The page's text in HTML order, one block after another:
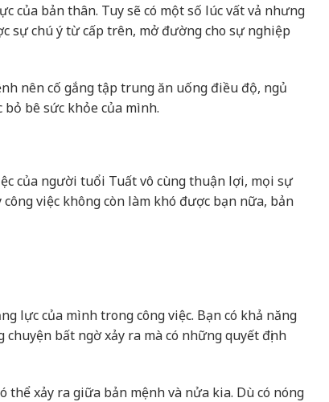
của bản thân. Tuy sẽ có một số lúc vất vả nhưng
sự chú ý từ cấp trên, mở đường cho sự nghiệp
nên cố gắng tập trung ăn uống điều độ, ngủ
bê sức khỏe của mình.
của người tuổi Tuất vô cùng thuận lợi, mọi sự
việc không còn làm khó được bạn nữa, bản
lực của mình trong công việc. Bạn có khả năng
bất ngờ xảy ra mà có những quyết định
thể xảy ra giữa bản mệnh và nửa kia. Dù có nóng